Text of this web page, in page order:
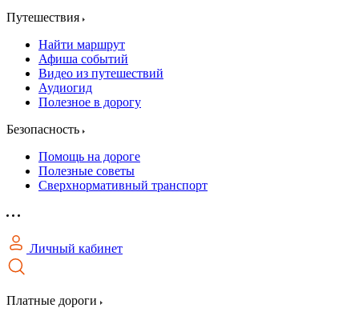
Путешествия
Найти маршрут
Афиша событий
Видео из путешествий
Аудиогид
Полезное в дорогу
Безопасность
Помощь на дороге
Полезные советы
Сверхнормативный транспорт
Личный кабинет
Платные дороги